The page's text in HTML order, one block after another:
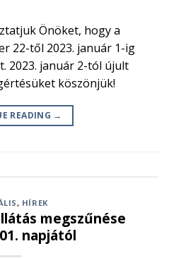
Önöket, hogy a
22-től 2023. január 1-ig
2023. január 2-tól újult
köszönjük!
READING →
, HÍREK
megszűnése
napjától